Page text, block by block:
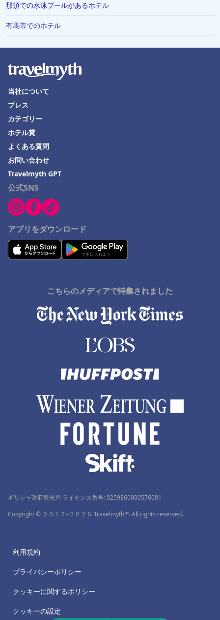
那須での水泳プールがあるホテル
有馬市でのホテル
公式SNS
アプリをダウンロード
当社について
プレス
カテゴリー
ホテル賞
よくある質問
お問い合わせ
Travelmyth GPT
こちらのメディアで特集されました
ギリシャ政府観光局 ライセンス番号: 0259Ε60000576001
Copyright © ２０１２–２０２６ Travelmyth™. All rights reserved.
利用規約
プライバシーポリシー
クッキーに関するポリシー
クッキーの設定